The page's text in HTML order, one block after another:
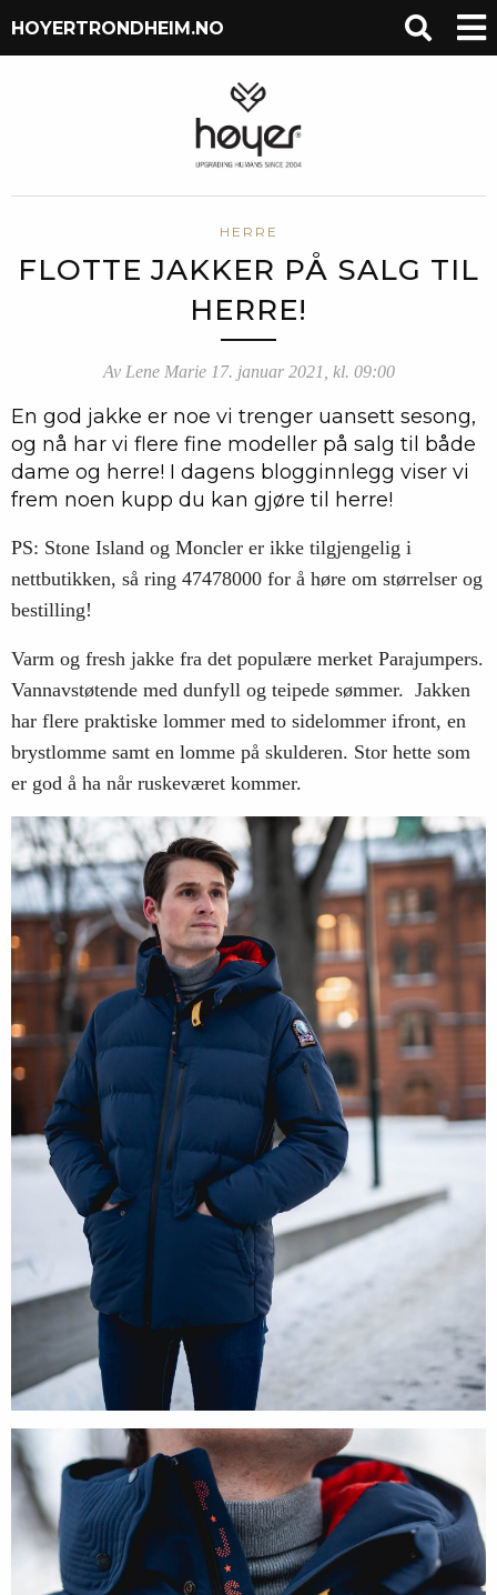
HOYERTRONDHEIM.NO
HERRE
FLOTTE JAKKER PÅ SALG TIL
HERRE!
Av Lene Marie 17. januar 2021, kl. 09:00
En god jakke er noe vi trenger uansett sesong,
og nå har vi flere fine modeller på salg til både
dame og herre! I dagens blogginnlegg viser vi
frem noen kupp du kan gjøre til herre!
PS: Stone Island og Moncler er ikke tilgjengelig i
nettbutikken, så ring 47478000 for å høre om størrelser og
bestilling!
Varm og fresh jakke fra det populære merket Parajumpers.
Vannavstøtende med dunfyll og teipede sømmer. Jakken
har flere praktiske lommer med to sidelommer ifront, en
brystlomme samt en lomme på skulderen. Stor hette som
er god å ha når ruskeværet kommer.